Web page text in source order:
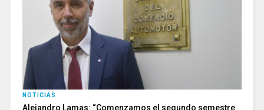
NOTICIAS
Alejandro Lamas: “Comenzamos el segundo semestre